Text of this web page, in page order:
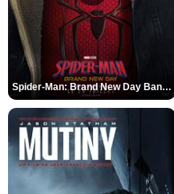
Spider-Man: Brand New Day Bande-annonce VO STFR